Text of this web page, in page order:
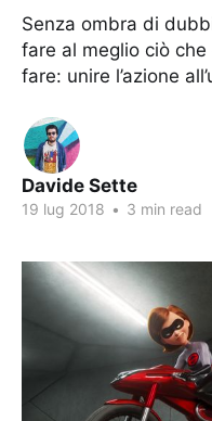
Senza ombra di
fare al meglio ciò
fare: unire l’azione
Davide Sette
19 lug 2018 • 3 min read